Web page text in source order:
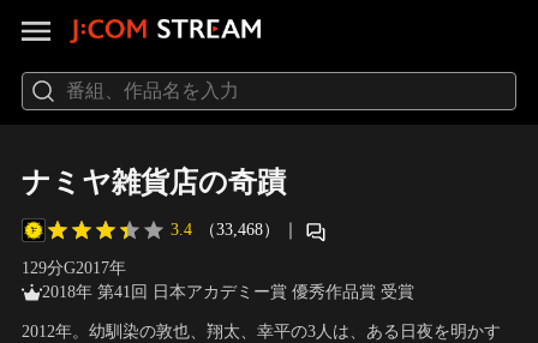
ナミヤ雑貨店の奇蹟
3.4 （33,468） ｜
129分G2017年
2018年 第41回 日本アカデミー賞 優秀作品賞 受賞
2012年。幼馴染の敦也、翔太、幸平の3人は、ある日夜を明かす